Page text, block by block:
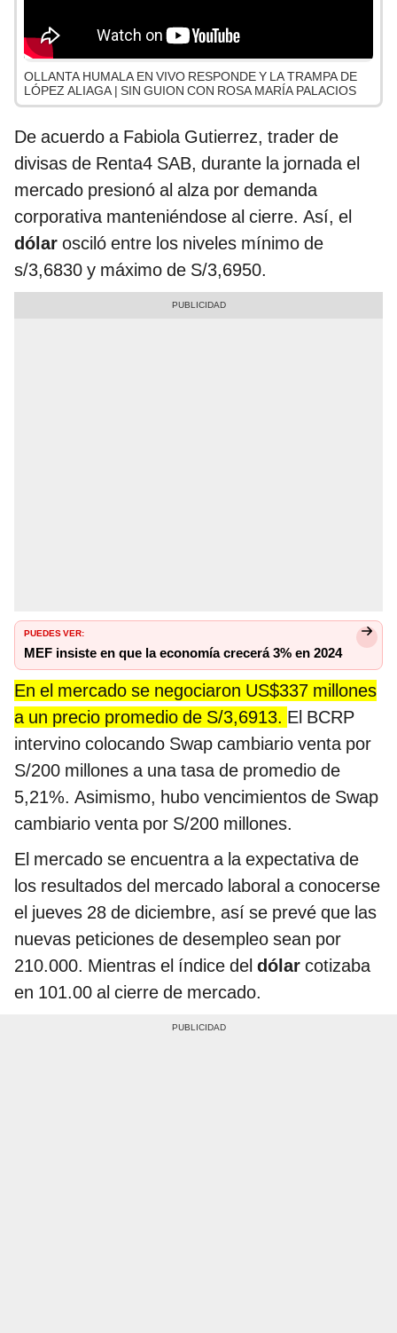
OLLANTA HUMALA EN VIVO RESPONDE Y LA TRAMPA DE
LÓPEZ ALIAGA | SIN GUION CON ROSA MARÍA PALACIOS
De acuerdo a Fabiola Gutierrez, trader de
divisas de Renta4 SAB, durante la jornada el
mercado presionó al alza por demanda
corporativa manteniéndose al cierre. Así, el
dólar osciló entre los niveles mínimo de
s/3,6830 y máximo de S/3,6950.
PUEDES VER:
MEF insiste en que la economía crecerá 3% en 2024
En el mercado se negociaron US$337 millones
a un precio promedio de S/3,6913. El BCRP
intervino colocando Swap cambiario venta por
S/200 millones a una tasa de promedio de
5,21%. Asimismo, hubo vencimientos de Swap
cambiario venta por S/200 millones.
El mercado se encuentra a la expectativa de
los resultados del mercado laboral a conocerse
el jueves 28 de diciembre, así se prevé que las
nuevas peticiones de desempleo sean por
210.000. Mientras el índice del dólar cotizaba
en 101.00 al cierre de mercado.